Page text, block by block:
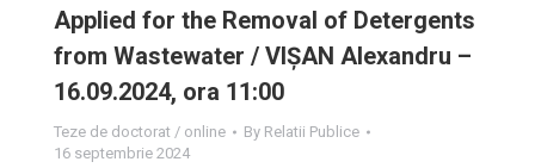
Applied for the Removal of Detergents
from Wastewater / VIȘAN Alexandru –
16.09.2024, ora 11:00
Teze de doctorat / online By Relatii Publice
16 septembrie 2024